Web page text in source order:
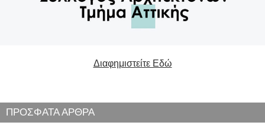
Διαφημιστείτε Εδώ
ΠΡΟΣΦΑΤΑ ΑΡΘΡΑ